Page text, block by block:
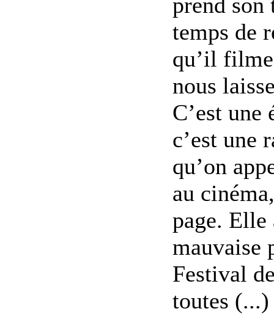
temps de
qu’il
nous
C’est une
c’est une
qu’on
au
page. Elle
mauvaise
Festival
toutes (...)